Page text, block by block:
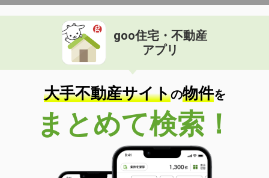
goo住宅・不動産
アプリ
大手不動産サイトの物件を
まとめて検索！